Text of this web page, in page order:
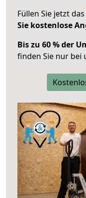
Füllen Sie jetzt
Sie kostenlose
Bis zu 60 % der
finden Sie nur bei